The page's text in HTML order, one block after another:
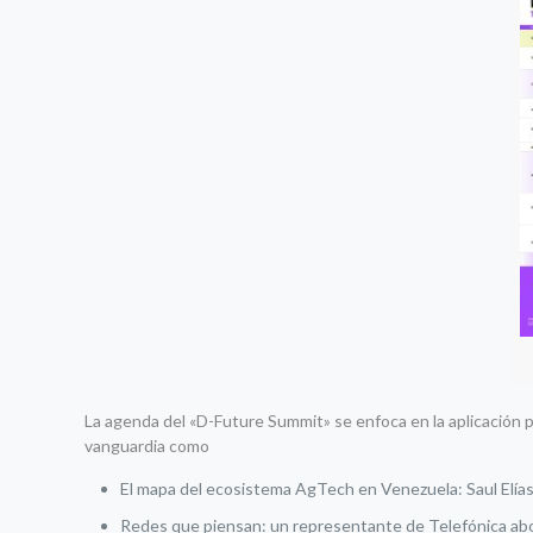
La agenda del «D-Future Summit» se enfoca en la
vanguardia como
El mapa del ecosistema AgTech en Venezuela: Saul
Redes que piensan: un representante de Telefónica